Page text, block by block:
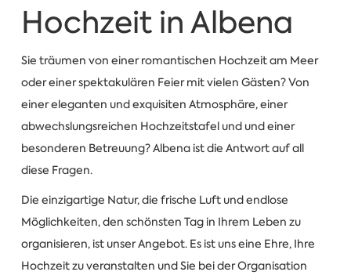
Hochzeit in Albena
Sie träumen von einer romantischen Hochzeit am Meer
oder einer spektakulären Feier mit vielen Gästen? Von
einer eleganten und exquisiten Atmosphäre, einer
abwechslungsreichen Hochzeitstafel und und einer
besonderen Betreuung? Albena ist die Antwort auf all
diese Fragen.
Die einzigartige Natur, die frische Luft und endlose
Möglichkeiten, den schönsten Tag in Ihrem Leben zu
organisieren, ist unser Angebot. Es ist uns eine Ehre, Ihre
Hochzeit zu veranstalten und Sie bei der Organisation